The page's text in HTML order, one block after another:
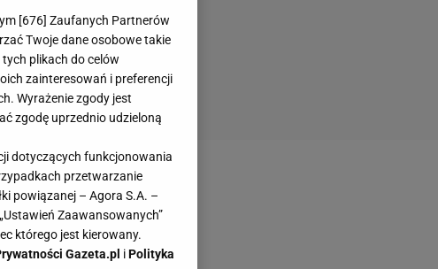
[676] Zaufanych Partnerów
Twoje dane osobowe takie
plikach do celów
zainteresowań i preferencji
Wyrażenie zgody jest
zgodę uprzednio udzieloną
dotyczących funkcjonowania
przetwarzanie
powiązanej – Agora S.A. –
Zaawansowanych”
którego jest kierowany.
Gazeta.pl iPolityka